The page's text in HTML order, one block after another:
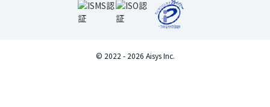
© 2022 -2026 Aisys Inc.